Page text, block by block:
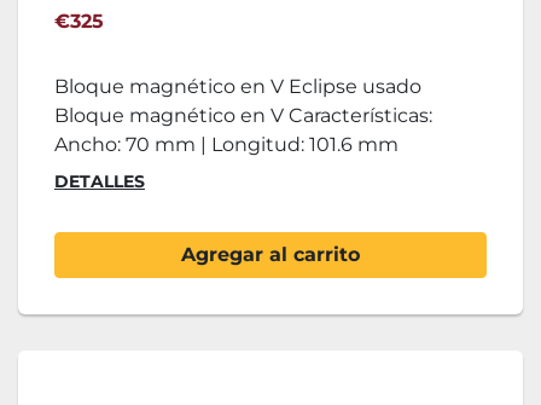
€325
Bloque magnético en V Eclipse usado
Bloque magnético en V Características:
Ancho: 70 mm | Longitud: 101.6 mm
DETALLES
Agregar al carrito